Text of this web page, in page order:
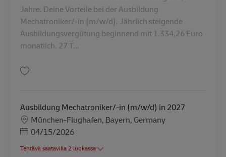
Jahre. Deine Vorteile bei der Ausbildung
Mechatroniker/-in (m/w/d). Jährlich steigende
Ausbildungsvergütung beginnend mit 1.334,26 Euro
monatlich. 27 T...
Ausbildung Mechatroniker/-in (m/w/d) in 2027
SijaintiMünchen-Flughafen, Bayern, Germany
Posted Date
04/15/2026
Tehtävä saatavilla 2 luokassa